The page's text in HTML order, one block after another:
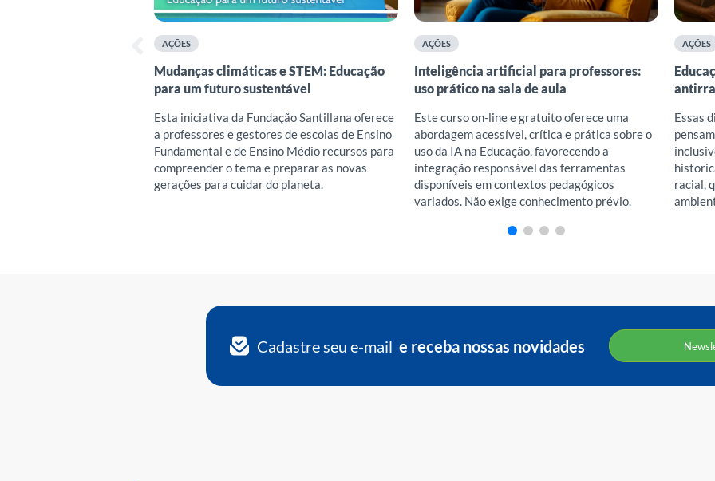
AÇÕES
Mudanças climáticas e STEM: Educação
para um futuro sustentável
Esta iniciativa da Fundação Santillana oferece
a professores e gestores de escolas de Ensino
Fundamental e de Ensino Médio recursos para
compreender o tema e preparar as novas
gerações para cuidar do planeta.
AÇÕES
Inteligência artificial para professores:
uso prático na sala de aula
Este curso on-line e gratuito oferece uma
abordagem acessível, crítica e prática sobre o
uso da IA na Educação, favorecendo a
integração responsável das ferramentas
disponíveis em contextos pedagógicos
variados. Não exige conhecimento prévio.
AÇÕES
Essas
racial,
Cadastre seu e-mail e receba nossas novidades